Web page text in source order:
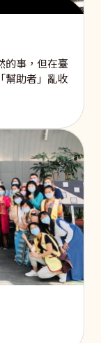
的事，但在臺
幫助者」亂收